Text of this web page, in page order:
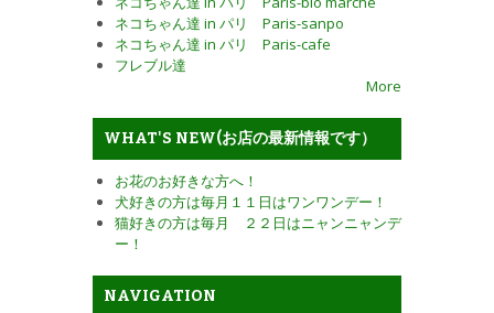
ネコちゃん達 in パリ Paris-sanpo
ネコちゃん達 in パリ Paris-cafe
フレブル達
More
WHAT'S NEW(お店の最新情報です）
お花のお好きな方へ！
犬好きの方は毎月１１日はワンワンデー！
猫好きの方は毎月 ２２日はニャンニャンデ
ー！
NAVIGATION